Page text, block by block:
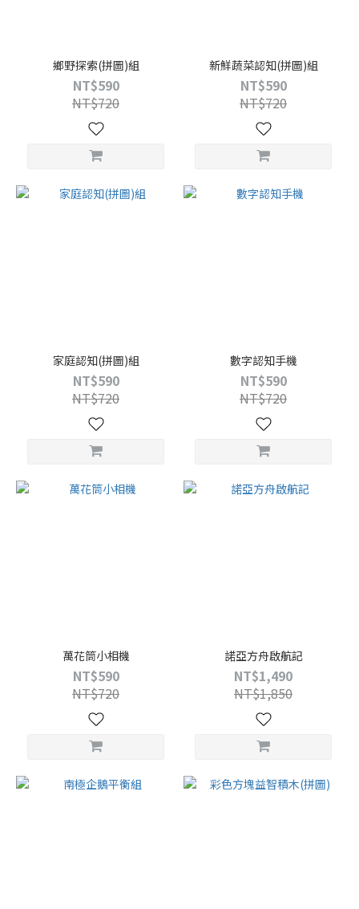
鄉野探索(拼圖)組
NT$590
NT$720
新鮮蔬菜認知(拼圖)組
NT$590
NT$720
家庭認知(拼圖)組
NT$590
NT$720
數字認知手機
NT$590
NT$720
萬花筒小相機
NT$590
NT$720
諾亞方舟啟航記
NT$1,490
NT$1,850